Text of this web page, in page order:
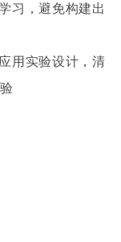
习，避免构建出
用实验设计，清